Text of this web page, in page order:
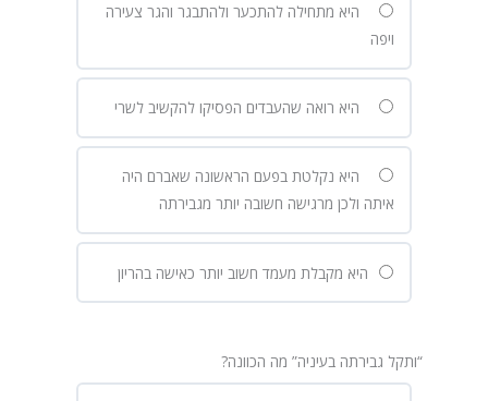
היא מתחילה להתכער ולהתבגר והגר צעירה
ויפה
היא רואה שהעבדים הפסיקו להקשיב לשרי
היא נקלטת בפעם הראשונה שאברם היה
איתה ולכן מרגישה חשובה יותר מגבירתה
היא מקבלת מעמד חשוב יותר כאישה בהריון
“ותקל גבירתה בעיניה” מה הכוונה?